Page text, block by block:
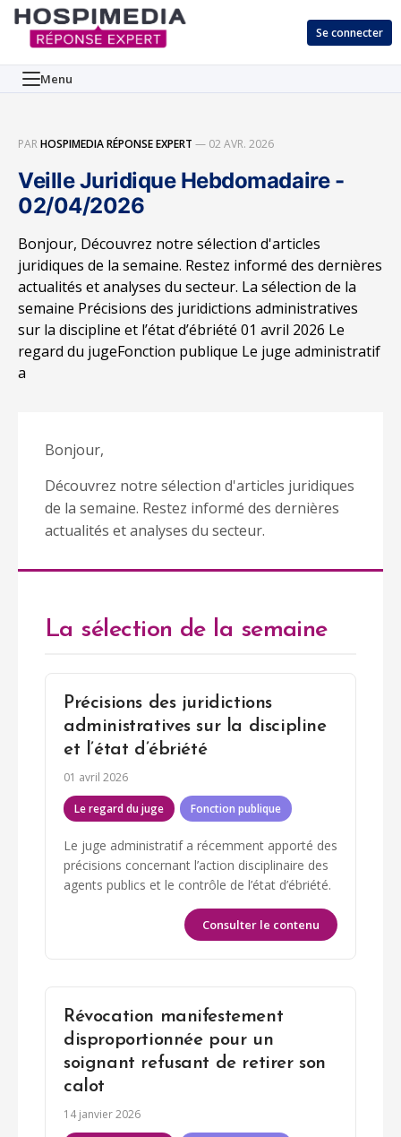
Se connecter
Menu
PARHOSPIMEDIA RÉPONSE EXPERT — 02 AVR. 2026
Veille Juridique Hebdomadaire -
02/04/2026
Bonjour, Découvrez notre sélection d'articles
juridiques de la semaine. Restez informé des dernières
actualités et analyses du secteur. La sélection de la
semaine Précisions des juridictions administratives
sur la discipline et l’état d’ébriété 01 avril 2026 Le
regard du jugeFonction publique Le juge administratif
a
Bonjour,
Découvrez notre sélection d'articles juridiques
de la semaine. Restez informé des dernières
actualités et analyses du secteur.
La sélection de la semaine
Précisions des juridictions
administratives sur la discipline
et l’état d’ébriété
01 avril 2026
Le regard du juge Fonction publique
Le juge administratif a récemment apporté des
précisions concernant l’action disciplinaire des
agents publics et le contrôle de l’état d’ébriété.
Consulter le contenu
Révocation manifestement
disproportionnée pour un
soignant refusant de retirer son
calot
14 janvier 2026